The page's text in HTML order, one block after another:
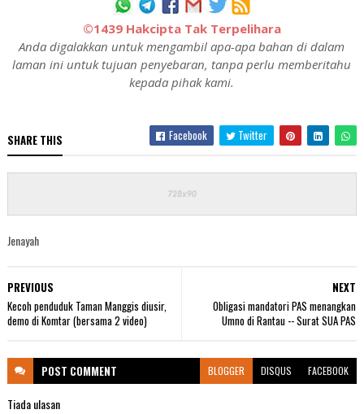
©1439 Hakcipta Tak Terpelihara
Anda digalakkan untuk mengambil apa-apa bahan di dalam
laman ini untuk tujuan penyebaran, tanpa perlu memberitahu
kepada pihak kami.
SHARE THIS Facebook Twitter
Jenayah
NEXT
Obligasi mandatori PAS menangkan
Umno di Rantau -- Surat SUA PAS
PREVIOUS
Kecoh penduduk Taman Manggis diusir,
demo di Komtar (bersama 2 video)
POST COMMENT BLOGGER DISQUS FACEBOOK
Tiada ulasan